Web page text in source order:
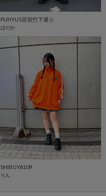
PUNYUS原宿竹下通り
ほのか
SHIBUYA109
りん